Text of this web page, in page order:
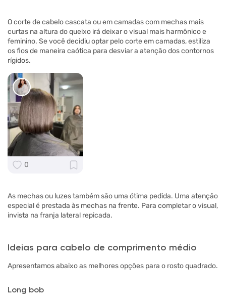
O corte de cabelo cascata ou em camadas com mechas mais
curtas na altura do queixo irá deixar o visual mais harmônico e
feminino. Se você decidiu optar pelo corte em camadas, estiliza
os fios de maneira caótica para desviar a atenção dos contornos
rígidos.
0
As mechas ou luzes também são uma ótima pedida. Uma atenção
especial é prestada às mechas na frente. Para completar o visual,
invista na franja lateral repicada.
Ideias para cabelo de comprimento médio
Apresentamos abaixo as melhores opções para o rosto quadrado.
Long bob